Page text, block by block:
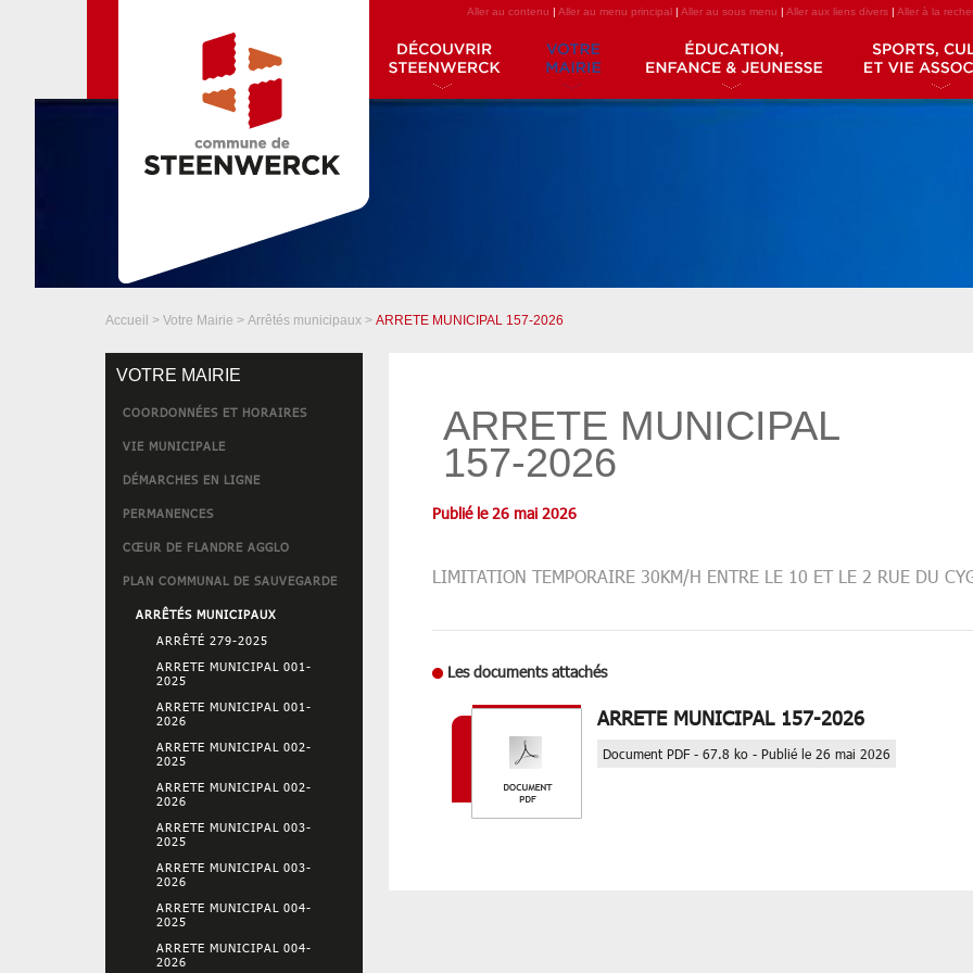
Aller au contenu | Aller au menu principal| Aller au sous menu | Aller aux liens divers| Aller à la
Accueil > Votre Mairie > Arrêtés municipaux > ARRETE MUNICIPAL 157-2026
VOTRE MAIRIE
COORDONNÉES ET HORAIRES
VIE MUNICIPALE
DÉMARCHES EN LIGNE
PERMANENCES
CŒUR DE FLANDRE AGGLO
PLAN COMMUNAL DE SAUVEGARDE
ARRÊTÉS MUNICIPAUX
ARRÊTÉ 279-2025
ARRETE MUNICIPAL 001-
2025
ARRETE MUNICIPAL 001-
2026
ARRETE MUNICIPAL 002-
2025
ARRETE MUNICIPAL 002-
2026
ARRETE MUNICIPAL 003-
2025
ARRETE MUNICIPAL 003-
2026
ARRETE MUNICIPAL 004-
2025
ARRETE MUNICIPAL 004-
2026
ARRETE MUNICIPAL
157-2026
Publié le 26 mai 2026
LIMITATION TEMPORAIRE 30KM/H ENTRE LE 10 ET LE 2 RUE DU
Les documents attachés
ARRETE MUNICIPAL 157-2026
Document PDF - 67.8 ko - Publié le 26 mai 2026